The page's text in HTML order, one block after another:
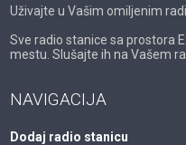
Uživajte u Vašim omiljenim
Sve radio stanice sa prostora
mestu. Slušajte ih na Vašem
NAVIGACIJA
Dodaj radio stanicu